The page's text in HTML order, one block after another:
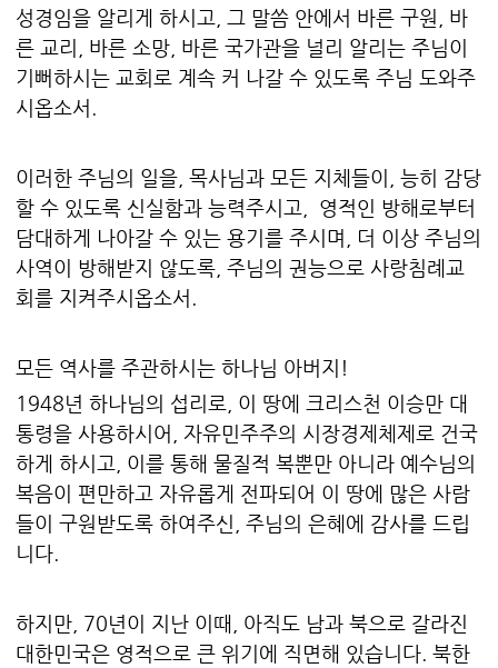
성경임을 알리게 하시고, 그 말씀 안에서 바른 구원, 바
른 교리, 바른 소망, 바른 국가관을 널리 알리는 주님이
기뻐하시는 교회로 계속 커 나갈 수 있도록 주님 도와주
시옵소서.
이러한 주님의 일을, 목사님과 모든 지체들이, 능히 감당
할 수 있도록 신실함과 능력주시고, 영적인 방해로부터
담대하게 나아갈 수 있는 용기를 주시며, 더 이상 주님의
사역이 방해받지 않도록, 주님의 권능으로 사랑침례교
회를 지켜주시옵소서.
모든 역사를 주관하시는 하나님 아버지!
1948년 하나님의 섭리로, 이 땅에 크리스천 이승만 대
통령을 사용하시어, 자유민주주의 시장경제체제로 건국
하게 하시고, 이를 통해 물질적 복뿐만 아니라 예수님의
복음이 편만하고 자유롭게 전파되어 이 땅에 많은 사람
들이 구원받도록 하여주신, 주님의 은혜에 감사를 드립
니다.
하지만, 70년이 지난 이때, 아직도 남과 북으로 갈라진
대한민국은 영적으로 큰 위기에 직면해 있습니다. 북한